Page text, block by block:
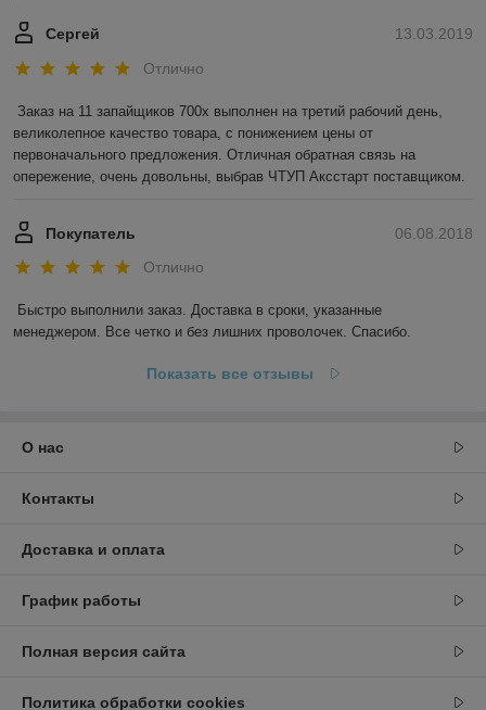
13.03.2019
Сергей
Отлично
Заказ на 11 запайщиков 700х выполнен на третий рабочий день,
великолепное качество товара, с понижением цены от
первоначального предложения. Отличная обратная связь на
опережение, очень довольны, выбрав ЧТУП Аксстарт поставщиком.
06.08.2018
Покупатель
Отлично
Быстро выполнили заказ. Доставка в сроки, указанные
менеджером. Все четко и без лишних проволочек. Спасибо.
Показать все отзывы
О нас
Контакты
Доставка и оплата
График работы
Полная версия сайта
Политика обработки cookies